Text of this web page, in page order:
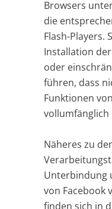
Browsers
die
Flash-Players.
Installation
oder
führen, dass
Funktionen
Näheres zu
Unterbindung
von Facebook
finden sich in